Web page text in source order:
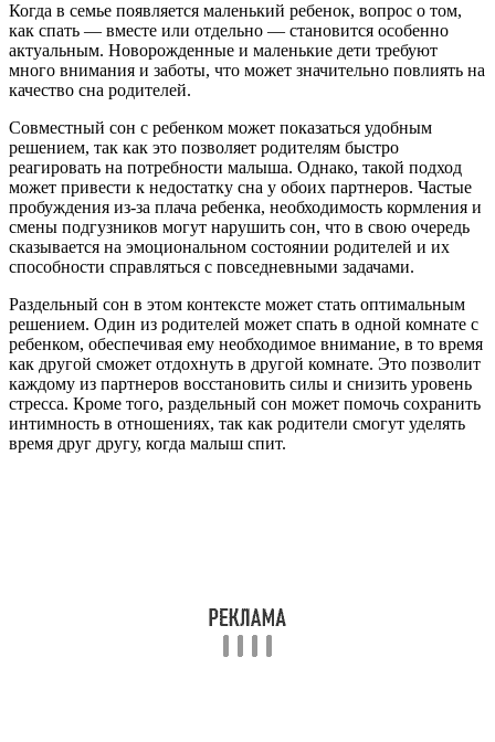
Когда в семье появляется маленький ребенок, вопрос о том,
как спать — вместе или отдельно — становится особенно
актуальным. Новорожденные и маленькие дети требуют
много внимания и заботы, что может значительно повлиять на
качество сна родителей.
Совместный сон с ребенком может показаться удобным
решением, так как это позволяет родителям быстро
реагировать на потребности малыша. Однако, такой подход
может привести к недостатку сна у обоих партнеров. Частые
пробуждения из-за плача ребенка, необходимость кормления и
смены подгузников могут нарушить сон, что в свою очередь
сказывается на эмоциональном состоянии родителей и их
способности справляться с повседневными задачами.
Раздельный сон в этом контексте может стать оптимальным
решением. Один из родителей может спать в одной комнате с
ребенком, обеспечивая ему необходимое внимание, в то время
как другой сможет отдохнуть в другой комнате. Это позволит
каждому из партнеров восстановить силы и снизить уровень
стресса. Кроме того, раздельный сон может помочь сохранить
интимность в отношениях, так как родители смогут уделять
время друг другу, когда малыш спит.